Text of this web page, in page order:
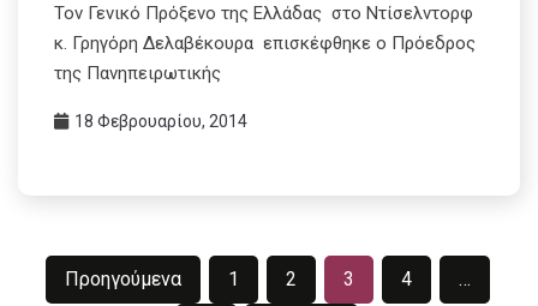
Τον Γενικό Πρόξενο της Ελλάδας στο Ντίσελντορφ
κ. Γρηγόρη Δελαβέκουρα επισκέφθηκε ο Πρόεδρος
της Πανηπειρωτικής
18 Φεβρουαρίου, 2014
Σελιδοποίηση
Προηγούμενα 1 2 3 4 …